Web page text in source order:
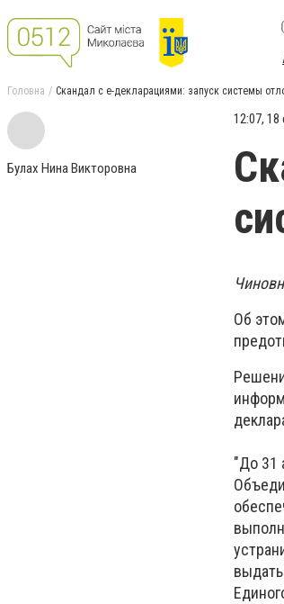
Головна Скандал с е-декларациями: запуск системы
Булах Нина Викторовна
12:07, 18
Об
"До 31